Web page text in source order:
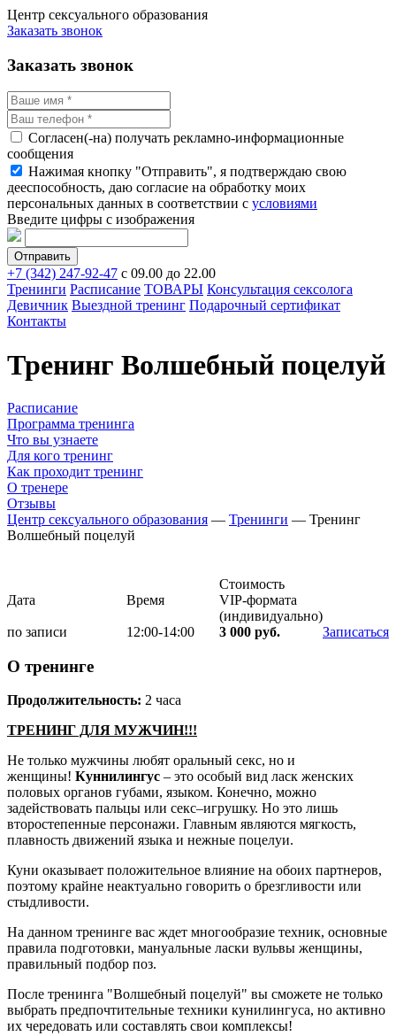
Центр сексуального образования
Заказать звонок
Заказать звонок
Согласен(-на) получать рекламно-информационные
сообщения
Нажимая кнопку "Отправить", я подтверждаю свою
дееспособность, даю согласие на обработку моих
персональных данных в соответствии с условиями
Введите цифры с изображения
+7 (342) 247-92-47 с 09.00 до 22.00
Тренинги Расписание ТОВАРЫ Консультация сексолога
Девичник Выездной тренинг Подарочный сертификат
Контакты
Тренинг Волшебный поцелуй
Расписание
Программа тренинга
Что вы узнаете
Для кого тренинг
Как проходит тренинг
О тренере
Отзывы
Центр сексуального образования — Тренинги — Тренинг
Волшебный поцелуй
Дата Время
Стоимость
VIP-формата
(индивидуально)
по записи
12:00-14:00 3 000 руб. Записаться
О тренинге
Продолжительность: 2 часа
ТРЕНИНГ ДЛЯ МУЖЧИН!!!
Не только мужчины любят оральный секс, но и
женщины! Куннилингус – это особый вид ласк женских
половых органов губами, языком. Конечно, можно
задействовать пальцы или секс–игрушку. Но это лишь
второстепенные персонажи. Главным являются мягкость,
плавность движений языка и нежные поцелуи.
Куни оказывает положительное влияние на обоих партнеров,
поэтому крайне неактуально говорить о брезгливости или
стыдливости.
На данном тренинге вас ждет многообразие техник, основные
правила подготовки, мануальные ласки вульвы женщины,
правильный подбор поз.
После тренинга "Волшебный поцелуй" вы сможете не только
выбрать предпочтительные техники кунилингуса, но активно
их чередовать или составлять свои комплексы!